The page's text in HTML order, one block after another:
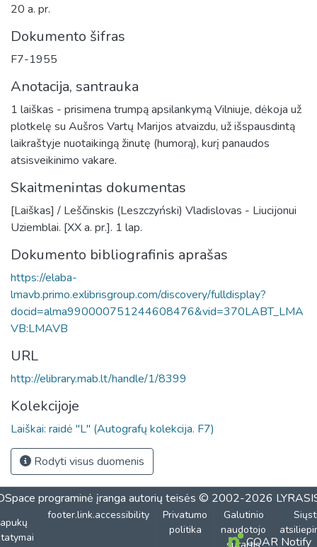
20 a. pr.
Dokumento šifras
F7-1955
Anotacija, santrauka
1 laiškas - prisimena trumpą apsilankymą Vilniuje, dėkoja už
plotkelę su Aušros Vartų Marijos atvaizdu, už išspausdintą
laikraštyje nuotaikingą žinutę (humorą), kurį panaudos
atsisveikinimo vakare.
Skaitmenintas dokumentas
[Laiškas] / Leščinskis (Leszczyński) Vladislovas - Liucijonui
Uziemblai. [XX a. pr.]. 1 lap.
Dokumento bibliografinis aprašas
https://elaba-
lmavb.primo.exlibrisgroup.com/discovery/fulldisplay?
docid=alma990000751244608476&vid=370LABT_LMA
VB:LMAVB
URL
http://elibrary.mab.lt/handle/1/8399
Kolekcijoje
Laiškai: raidė "L" (Autografų kolekcija. F7)
Rodyti visus duomenis
programinė įranga autorių teisės © 2002-2026
footer.link.accessibility
Privatumo
politika
Galutinio
naudotojo
COAR Notify